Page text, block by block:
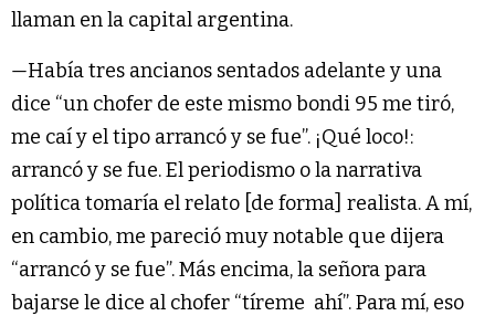
llaman en la capital argentina.
—Había tres ancianos sentados adelante y una
dice “un chofer de este mismo bondi 95 me tiró,
me caí y el tipo arrancó y se fue”. ¡Qué loco!:
arrancó y se fue. El periodismo o la narrativa
política tomaría el relato [de forma] realista. A mí,
en cambio, me pareció muy notable que dijera
“arrancó y se fue”. Más encima, la señora para
bajarse le dice al chofer “tíreme ahí”. Para mí, eso